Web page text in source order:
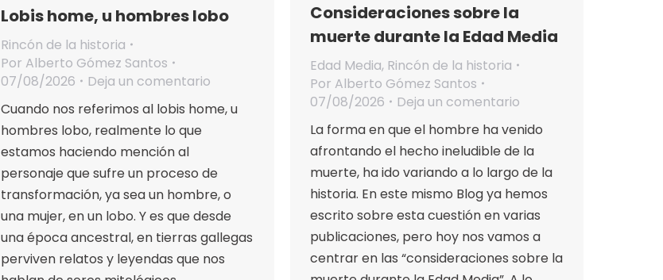
Consideraciones sobre la
muerte durante la Edad Media
Edad Media, Rincón de la historia
Por Alberto Gómez Santos
07/08/2026
Deja un comentario
La forma en que el hombre ha venido
afrontando el hecho ineludible de la
muerte, ha ido variando a lo largo de la
historia. En este mismo Blog ya hemos
escrito sobre esta cuestión en varias
publicaciones, pero hoy nos vamos a
centrar en las “consideraciones sobre la
Lobis home, u hombres lobo
Rincón de la historia
Por Alberto Gómez Santos
07/08/2026
Deja un comentario
Cuando nos referimos al lobis home, u
hombres lobo, realmente lo que
estamos haciendo mención al
personaje que sufre un proceso de
transformación, ya sea un hombre, o
una mujer, en un lobo. Y es que desde
una época ancestral, en tierras gallegas
perviven relatos y leyendas que nos